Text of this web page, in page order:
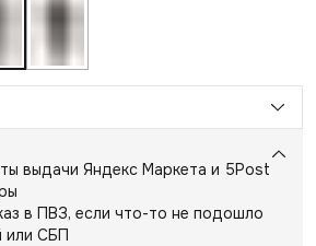
выдачи Яндекс Маркета и 5Post
в ПВЗ, если что-то не подошло
или СБП